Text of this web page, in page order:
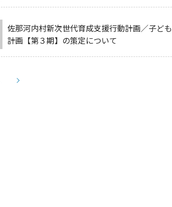
佐那河内村新次世代育成支援行動計画／子ど
計画【第３期】の策定について